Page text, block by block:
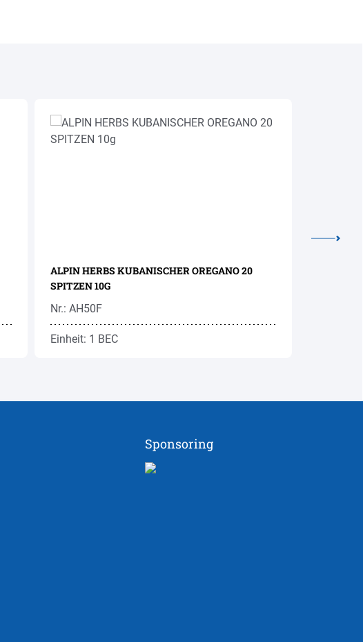
ALPIN HERBS KUBANISCHER OREGANO 20
SPITZEN 10G
Nr.: AH50F
Einheit: 1 BEC
Sponsoring